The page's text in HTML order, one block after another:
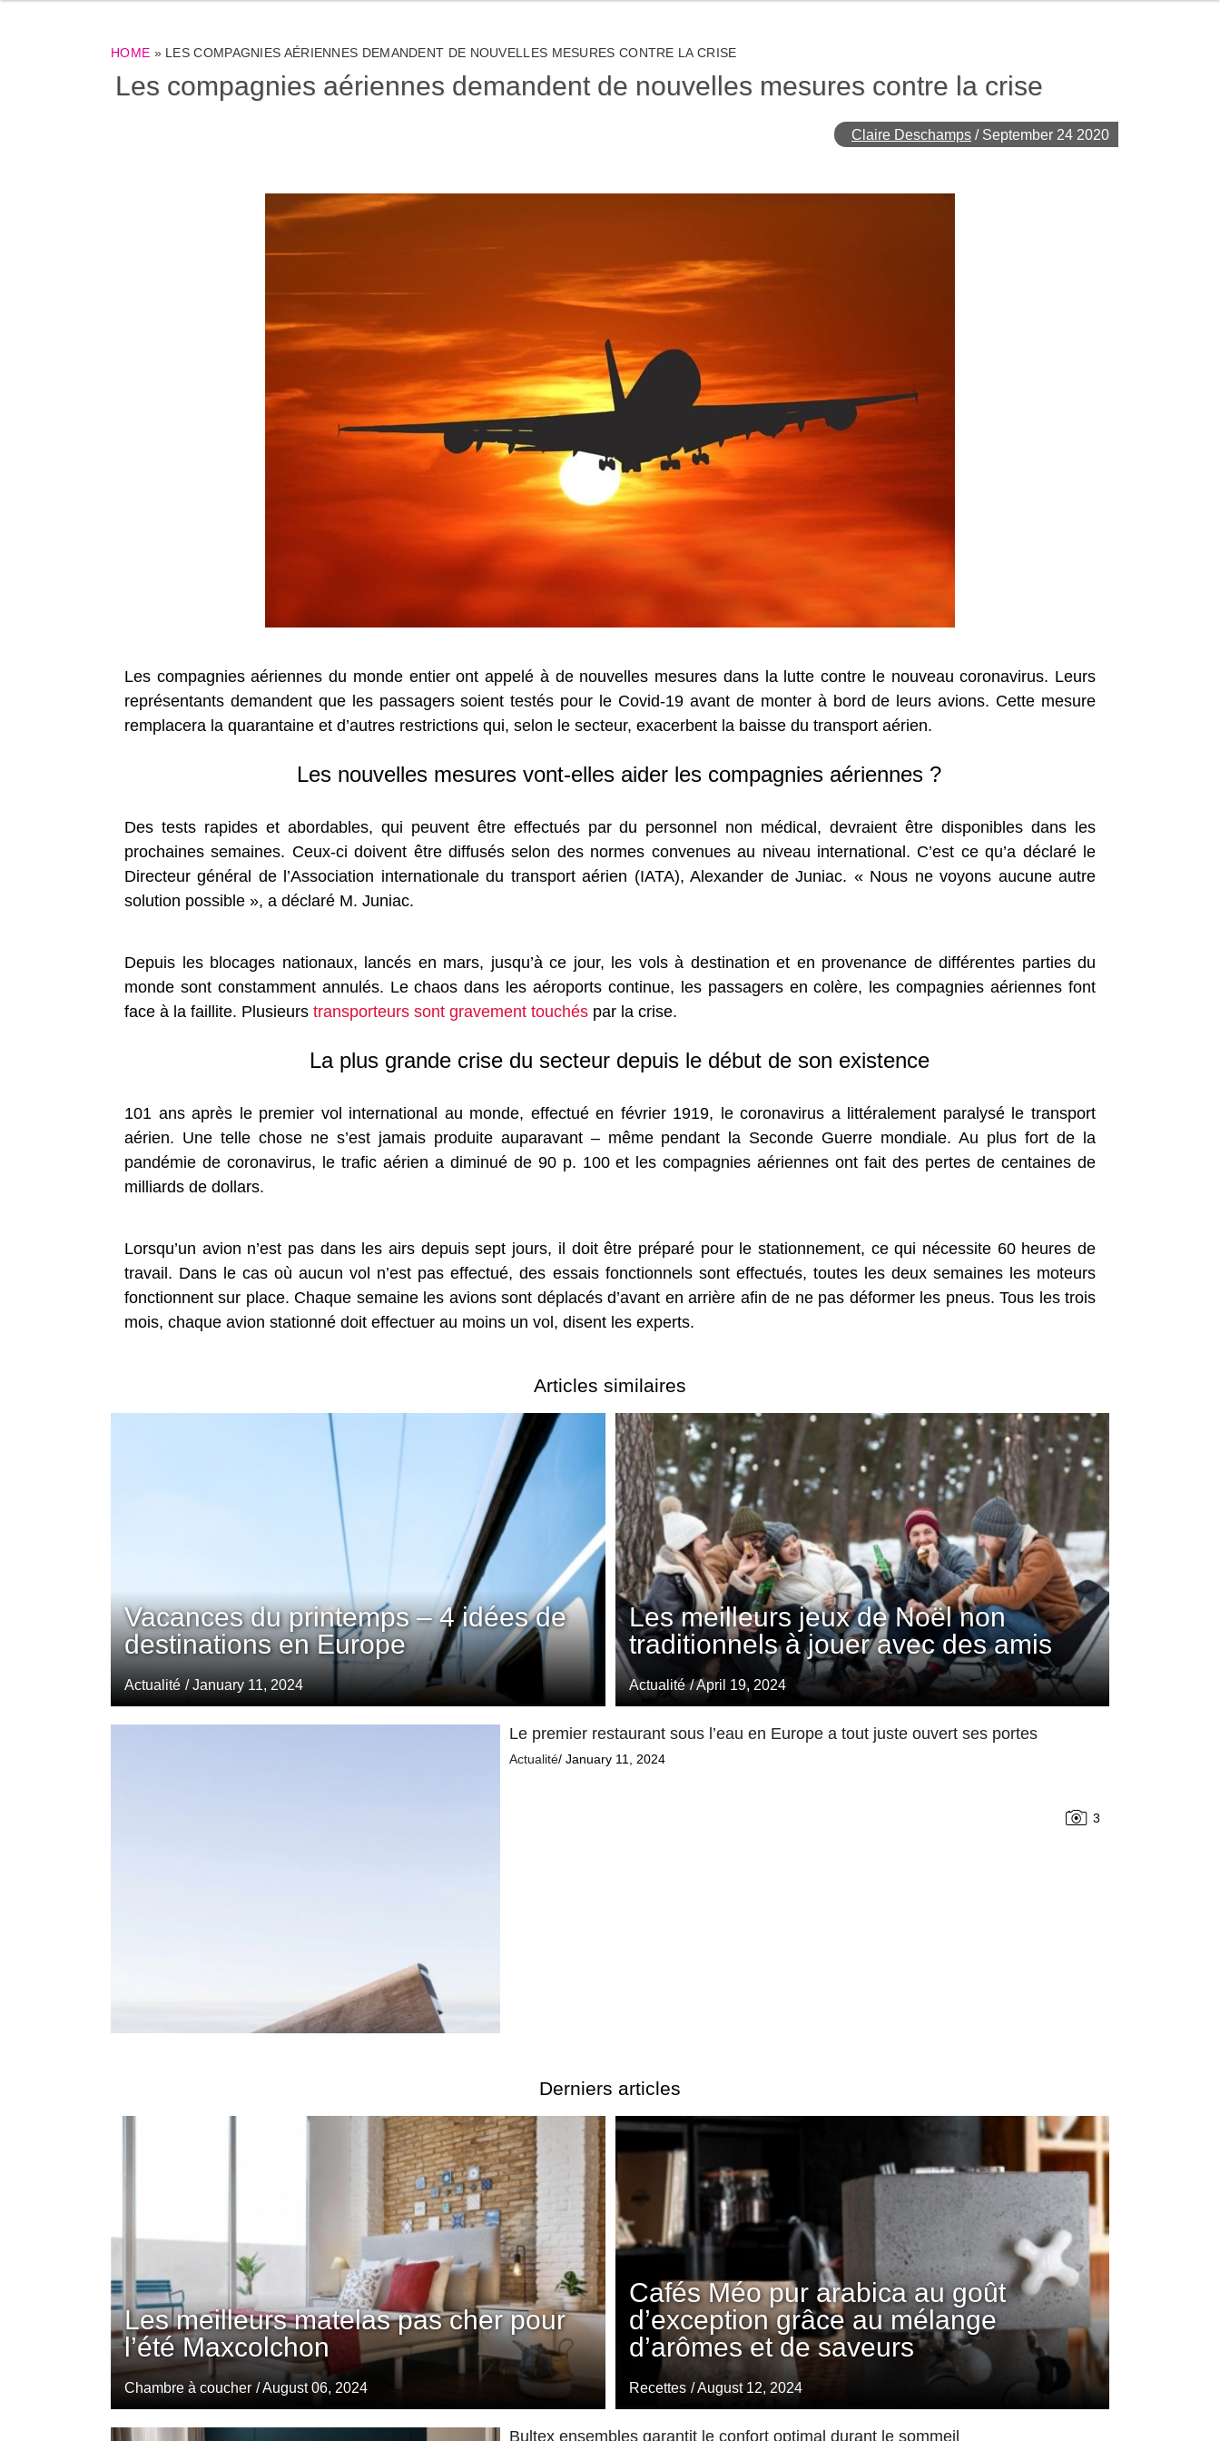
HOME » LES COMPAGNIES AÉRIENNES DEMANDENT DE NOUVELLES MESURES CONTRE LA CRISE
Les compagnies aériennes demandent de nouvelles mesures contre la crise
Claire Deschamps / September 24 2020
Les compagnies aériennes du monde entier ont appelé à de nouvelles mesures dans la lutte contre le nouveau coronavirus. Leurs
représentants demandent que les passagers soient testés pour le Covid-19 avant de monter à bord de leurs avions. Cette mesure
remplacera la quarantaine et d’autres restrictions qui, selon le secteur, exacerbent la baisse du transport aérien.
Les nouvelles mesures vont-elles aider les compagnies aériennes ?
Des tests rapides et abordables, qui peuvent être effectués par du personnel non médical, devraient être disponibles dans les
prochaines semaines. Ceux-ci doivent être diffusés selon des normes convenues au niveau international. C’est ce qu’a déclaré le
Directeur général de l’Association internationale du transport aérien (IATA), Alexander de Juniac. « Nous ne voyons aucune autre
solution possible », a déclaré M. Juniac.
Depuis les blocages nationaux, lancés en mars, jusqu’à ce jour, les vols à destination et en provenance de différentes parties du
monde sont constamment annulés. Le chaos dans les aéroports continue, les passagers en colère, les compagnies aériennes font
face à la faillite. Plusieurs transporteurs sont gravement touchés par la crise.
La plus grande crise du secteur depuis le début de son existence
101 ans après le premier vol international au monde, effectué en février 1919, le coronavirus a littéralement paralysé le transport
aérien. Une telle chose ne s’est jamais produite auparavant – même pendant la Seconde Guerre mondiale. Au plus fort de la
pandémie de coronavirus, le trafic aérien a diminué de 90 p. 100 et les compagnies aériennes ont fait des pertes de centaines de
milliards de dollars.
Lorsqu’un avion n’est pas dans les airs depuis sept jours, il doit être préparé pour le stationnement, ce qui nécessite 60 heures de
travail. Dans le cas où aucun vol n’est pas effectué, des essais fonctionnels sont effectués, toutes les deux semaines les moteurs
fonctionnent sur place. Chaque semaine les avions sont déplacés d’avant en arrière afin de ne pas déformer les pneus. Tous les trois
mois, chaque avion stationné doit effectuer au moins un vol, disent les experts.
Articles similaires
Les meilleurs jeux de Noël non
traditionnels à jouer avec des amis
Actualité / April 19, 2024
Vacances du printemps – 4 idées de
destinations en Europe
Actualité / January 11, 2024
Le premier restaurant sous l’eau en Europe a tout juste ouvert ses portes
Actualité/ January 11, 2024
3
Derniers articles
Cafés Méo pur arabica au goût
d’exception grâce au mélange
d’arômes et de saveurs
Recettes / August 12, 2024
Les meilleurs matelas pas cher pour
l’été Maxcolchon
Chambre à coucher / August 06, 2024
Bultex ensembles garantit le confort optimal durant le sommeil